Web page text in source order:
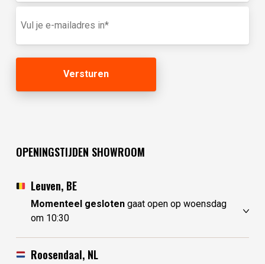
in
(optioneel)
mailadres
OPENINGSTIJDEN SHOWROOM
Leuven, BE
Momenteel geslotengaat open op woensdag
om 10:30
maandag
Roosendaal, NL